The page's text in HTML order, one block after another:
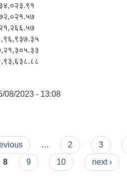
08/2023 - 13:08
… 2 3
8 9 10 next ›